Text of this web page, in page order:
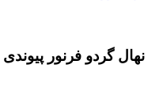
نهال گردو فرنور پیوندی